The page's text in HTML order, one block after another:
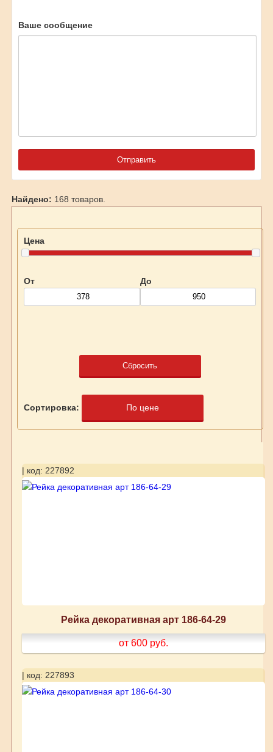
Ваше сообщение
Найдено: 168 товаров.
Цена
От До
Сбросить
Сортировка: По цене
| код: 227892
Рейка декоративная арт 186-64-29
от 600 руб.
| код: 227893